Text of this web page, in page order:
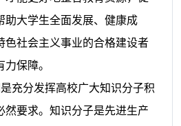
助大学生全面发展、健康成
色社会主义事业的合格建设者
保障。
充分发挥高校广大知识分子积
然要求。知识分子是先进生产